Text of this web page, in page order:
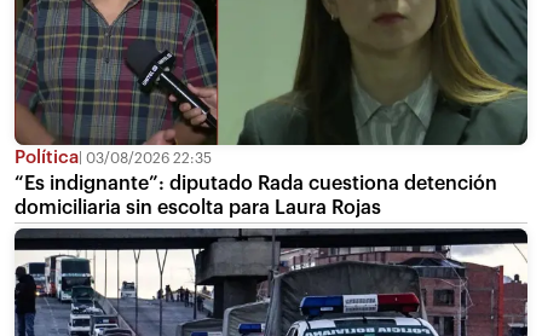
Política 03/08/2026 22:35
“Es indignante”: diputado Rada cuestiona detención
domiciliaria sin escolta para Laura Rojas